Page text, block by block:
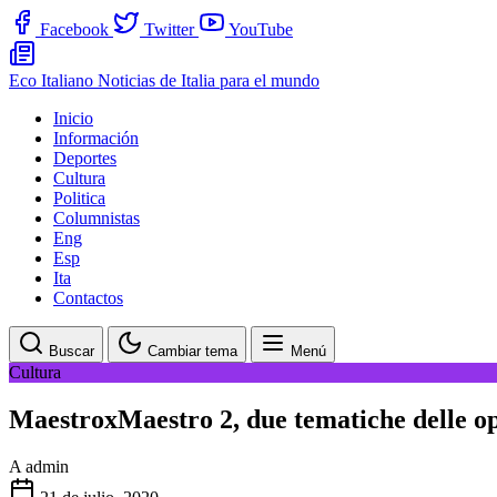
Facebook Twitter YouTube
Eco Italiano Noticias de Italia para el mundo
Inicio
Información
Deportes
Cultura
Politica
Columnistas
Eng
Esp
Ita
Contactos
Buscar Cambiar tema Menú
Cultura
MaestroxMaestro 2, due tematiche delle
A admin